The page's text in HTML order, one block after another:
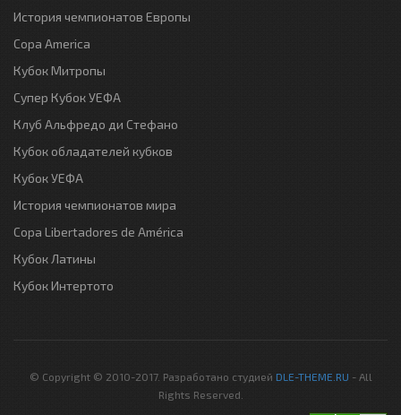
История чемпионатов Европы
Copa America
Кубок Митропы
Супер Кубок УЕФА
Клуб Альфредо ди Стефано
Кубок обладателей кубков
Кубок УЕФА
История чемпионатов мира
Copa Libertadores de América
Кубок Латины
Кубок Интертото
© Copyright © 2010-2017. Разработано студией DLE-THEME.RU - All
Rights Reserved.